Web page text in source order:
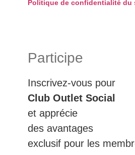
Politique de confidentialité du
Participe
Inscrivez-vous pour
Club Outlet Social
et apprécie
des avantages
exclusif pour les